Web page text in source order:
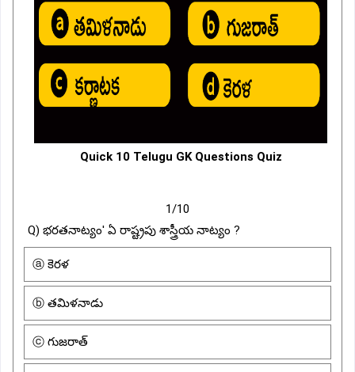
Quick 10 Telugu GK Questions Quiz
1/10
Q) భరతనాట్యం' ఏ రాష్ట్రపు శాస్త్రీయ నాట్యం ?
ⓐ కెరళ
ⓑ తమిళనాడు
ⓒ గుజరాత్